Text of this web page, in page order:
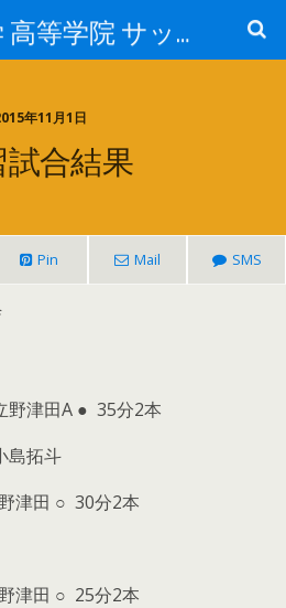
早稲田大学 高等学院 サッカー部
年11月1日
合結果
Pin Mail SMS
野津田A ● 35分2本
島拓斗
津田 ○ 30分2本
津田 ○ 25分2本